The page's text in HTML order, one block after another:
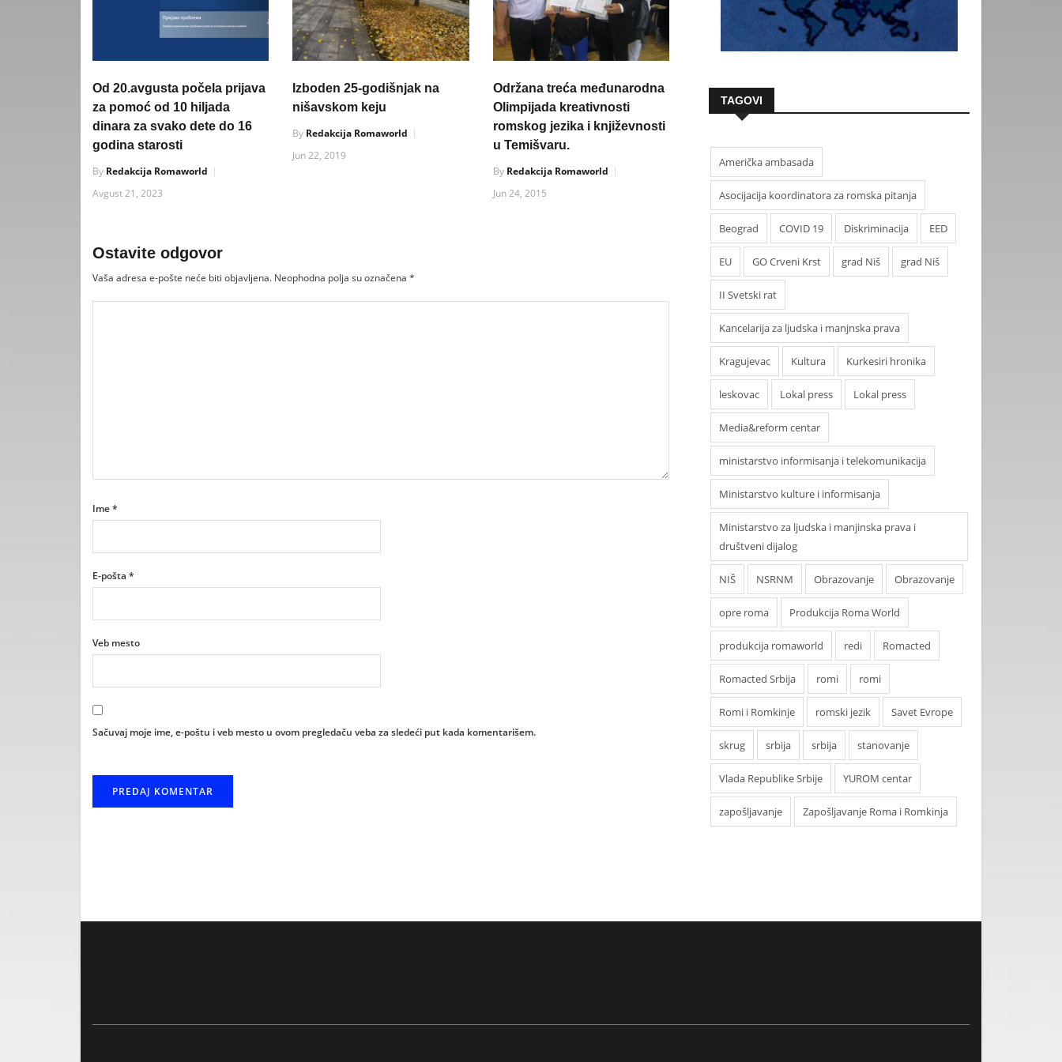
Od 20.avgusta počela prijava
za pomoć od 10 hiljada
dinara za svako dete do 16
godina starosti
By Redakcija Romaworld
Avgust 21, 2023
Izboden 25-godišnjak na
nišavskom keju
By Redakcija Romaworld
Jun 22, 2019
Održana treća međunarodna
Olimpijada kreativnosti
romskog jezika i književnosti
u Temišvaru.
By Redakcija Romaworld
Jun 24, 2015
Ostavite odgovor
Vaša adresa e-pošte neće biti objavljena. Neophodna polja su označena *
Ime*
E-pošta *
Veb mesto
Sačuvaj moje ime, e-poštu i veb mesto u ovom pregledaču veba za sledeći put kada komentarišem.
TAGOVI
Američka ambasada
Asocijacija koordinatora za romska pitanja
Beograd COVID 19 Diskriminacija EED
EU GO Crveni Krst grad Niš grad Niš
II Svetski rat
Kancelarija za ljudska i manjnska prava
Kragujevac Kultura Kurkesiri hronika
leskovac Lokal press Lokal press
Media&reform centar
ministarstvo informisanja i telekomunikacija
Ministarstvo kulture i informisanja
Ministarstvo za ljudska i manjinska prava i
društveni dijalog
NIŠ NSRNM Obrazovanje Obrazovanje
opre roma Produkcija Roma World
produkcija romaworld redi Romacted
Romacted Srbija romi romi
Romi i Romkinje romski jezik Savet Evrope
skrug srbija srbija stanovanje
Vlada Republike Srbije YUROM centar
zapošljavanje Zapošljavanje Roma i Romkinja